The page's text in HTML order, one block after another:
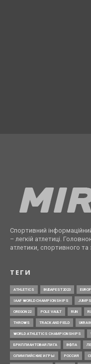
Спортивний
– легкій атлетиці.
атлетики, спортивного
ТЕГИ
ATHLETICS BUDAPEST2023
IAAF WORLD CHAMPIONSHIPS JUMPS
OREGON22 POLE VAULT RUN
THROWS TRACK AND FIELD
WORLD ATHLETICS CHAMPIONSHIPS
БРИЛЛИАНТОВАЯ ЛИГА ВФЛА
ОЛИМПИЙСКИЕ ИГРЫ РОССИЯ